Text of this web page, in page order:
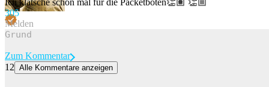
Ich klatsche schon mal für die Packetboten👏🏽 👏🏼
305
Melden
Zum Kommentar
12 Alle Kommentare anzeigen